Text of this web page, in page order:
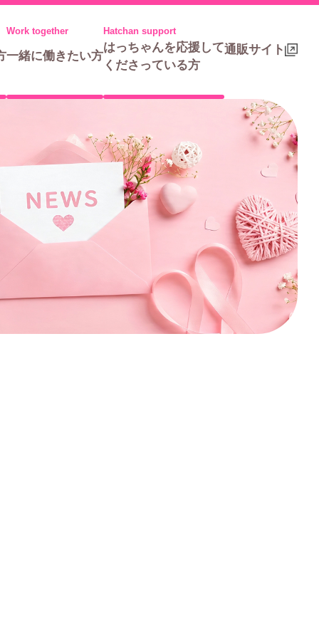
一緒に働きたい方
はっちゃんを応援して
くださっている方
通販サイト